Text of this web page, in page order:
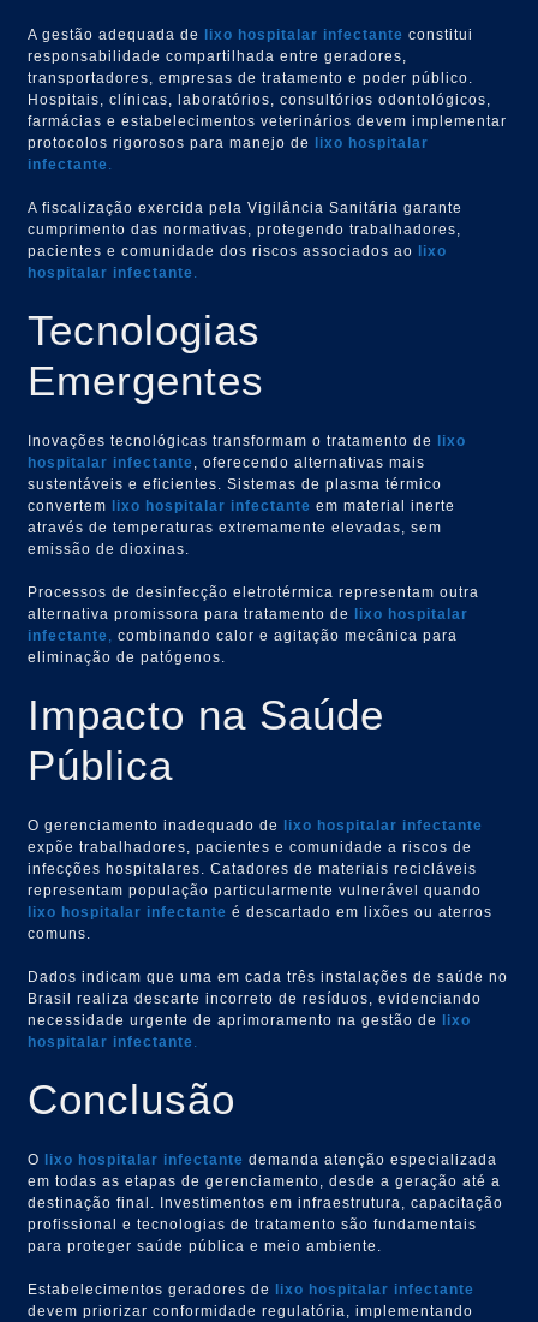
A gestão adequada de lixo hospitalar infectante constitui
responsabilidade compartilhada entre geradores,
transportadores, empresas de tratamento e poder público.
Hospitais, clínicas, laboratórios, consultórios odontológicos,
farmácias e estabelecimentos veterinários devem implementar
protocolos rigorosos para manejo de lixo hospitalar
infectante
A fiscalização exercida pela Vigilância Sanitária garante
cumprimento das normativas, protegendo trabalhadores,
pacientes e comunidade dos riscos associados ao lixo
hospitalar infectante
Tecnologias
Emergentes
Inovações tecnológicas transformam o tratamento de lixo
hospitalar infectante
, oferecendo alternativas mais
sustentáveis e eficientes. Sistemas de plasma térmico
convertem lixo hospitalar infectante em material inerte
através de temperaturas extremamente elevadas, sem
emissão de dioxinas.
Processos de desinfecção eletrotérmica representam outra
alternativa promissora para tratamento de lixo hospitalar
infectante
combinando calor e agitação mecânica para
eliminação de patógenos.
Impacto na Saúde
Pública
O gerenciamento inadequado de lixo hospitalar infectante
expõe trabalhadores, pacientes e comunidade a riscos de
infecções hospitalares. Catadores de materiais recicláveis
representam população particularmente vulnerável quando
lixo hospitalar infectante é descartado em lixões ou aterros
comuns.
Dados indicam que uma em cada três instalações de saúde no
Brasil realiza descarte incorreto de resíduos, evidenciando
necessidade urgente de aprimoramento na gestão de lixo
hospitalar infectante
Conclusão
O lixo hospitalar infectante demanda atenção especializada
em todas as etapas de gerenciamento, desde a geração até a
destinação final. Investimentos em infraestrutura, capacitação
profissional e tecnologias de tratamento são fundamentais
para proteger saúde pública e meio ambiente.
Estabelecimentos geradores de lixo hospitalar infectante
devem priorizar conformidade regulatória, implementando